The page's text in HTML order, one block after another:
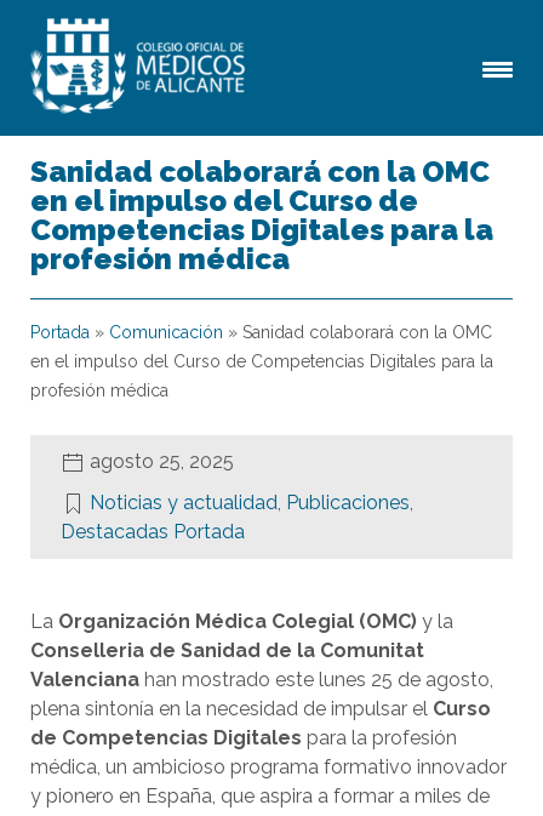
Sanidad colaborará con la OMC
en el impulso del Curso de
Competencias Digitales para la
profesión médica
Portada » Comunicación » Sanidad colaborará con la OMC
en el impulso del Curso de Competencias Digitales para la
profesión médica
agosto 25, 2025
Noticias y actualidad, Publicaciones,
Destacadas Portada
La Organización Médica Colegial (OMC) y la
Conselleria de Sanidad de la Comunitat
Valenciana han mostrado este lunes 25 de agosto,
plena sintonía en la necesidad de impulsar el Curso
de Competencias Digitales para la profesión
médica, un ambicioso programa formativo innovador
y pionero en España, que aspira a formar a miles de